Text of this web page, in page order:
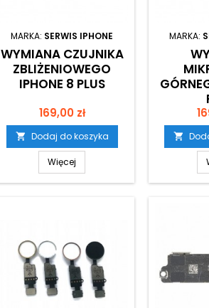
MARKA: SERWIS IPHONE
WYMIANA CZUJNIKA
ZBLIŻENIOWEGO
IPHONE 8 PLUS
Cena
169,00 zł
 Dodaj do koszyka
Więcej
MARKA:
